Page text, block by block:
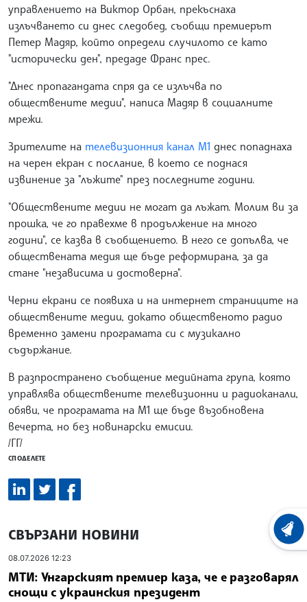
управлението на Виктор Орбан, прекъснаха
излъчването си днес следобед, съобщи премиерът
Петер Мадяр, който определи случилото се като
"исторически ден", предаде Франс прес.
"Днес пропагандата спря да се излъчва по
обществените медии", написа Мадяр в социалните
мрежи.
Зрителите на телевизионния канал M1 днес попаднаха
на черен екран с послание, в което се поднася
извинение за "лъжите" през последните години.
"Обществените медии не могат да лъжат. Молим ви за
прошка, че го правехме в продължение на много
години", се казва в съобщението. В него се допълва, че
обществената медия ще бъде реформирана, за да
стане "независима и достоверна".
Черни екрани се появиха и на интернет страниците на
обществените медии, докато общественото радио
временно замени програмата си с музикално
съдържание.
В разпространено съобщение медийната група, която
управлява обществените телевизионни и радиоканали,
обяви, че програмата на M1 ще бъде възобновена
вечерта, но без новинарски емисии.
/ГГ/
СПОДЕЛЕТЕ
СВЪРЗАНИ НОВИНИ
08.07.2026 12:23
МТИ: Унгарският премиер каза, че е разговарял
снощи с украинския президент